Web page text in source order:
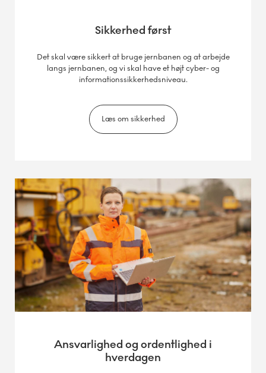
Sikkerhed først
Det skal være sikkert at bruge jernbanen og at arbejde
langs jernbanen, og vi skal have et højt cyber- og
informationssikkerhedsniveau.
Læs om sikkerhed
Ansvarlighed og ordentlighed i
hverdagen